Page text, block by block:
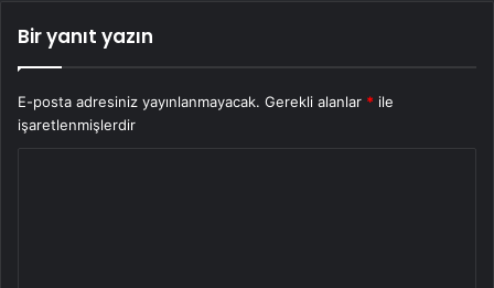
Bir yanıt yazın
E-posta adresiniz yayınlanmayacak. Gerekli alanlar * ile
işaretlenmişlerdir